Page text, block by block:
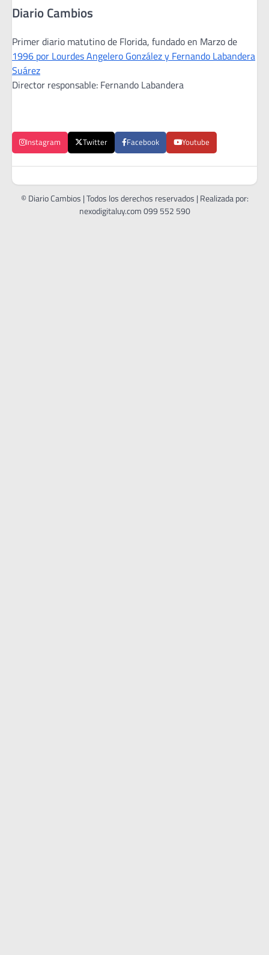
Diario Cambios
Primer diario matutino de Florida, fundado en Marzo de
1996 por Lourdes Angelero González y Fernando Labandera
Suárez
Director responsable: Fernando Labandera
Instagram Twitter Facebook Youtube